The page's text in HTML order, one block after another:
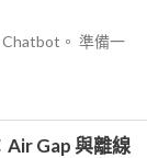
。 準備一
Gap 與離線